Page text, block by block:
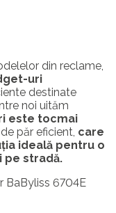
din reclame,
uri
destinate
noi uităm
este tocmai
păr eficient, care
ideală pentru o
pe stradă.
BaByliss 6704E